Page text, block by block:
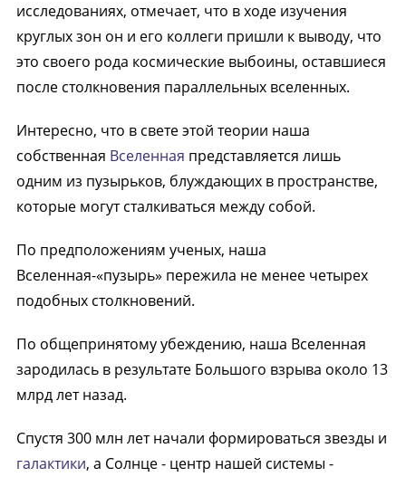
исследованиях, отмечает, что в ходе изучения
круглых зон он и его коллеги пришли к выводу, что
это своего рода космические выбоины, оставшиеся
после столкновения параллельных вселенных.
Интересно, что в свете этой теории наша
собственная Вселенная представляется лишь
одним из пузырьков, блуждающих в пространстве,
которые могут сталкиваться между собой.
По предположениям ученых, наша
Вселенная-«пузырь» пережила не менее четырех
подобных столкновений.
По общепринятому убеждению, наша Вселенная
зародилась в результате Большого взрыва около 13
млрд лет назад.
Спустя 300 млн лет начали формироваться звезды и
галактики, а Солнце - центр нашей системы -